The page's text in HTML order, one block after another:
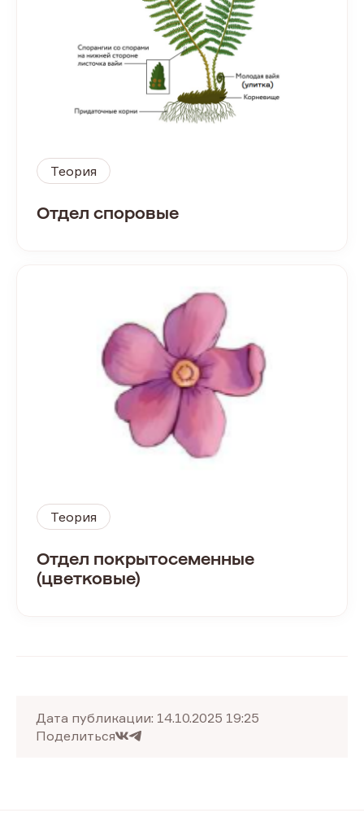
Теория
Отдел споровые
Теория
Отдел покрытосеменные
(цветковые)
Дата публикации: 14.10.2025 19:25
Поделиться